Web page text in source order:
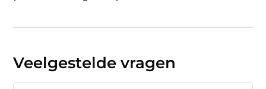
Veelgestelde vragen